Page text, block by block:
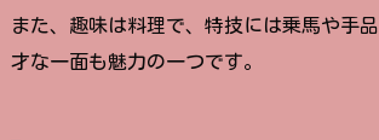
また、趣味は料理で、特技には乗馬や手
才な一面も魅力の一つです。